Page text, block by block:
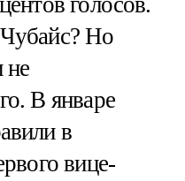
Но
не
В январе
в
вице-